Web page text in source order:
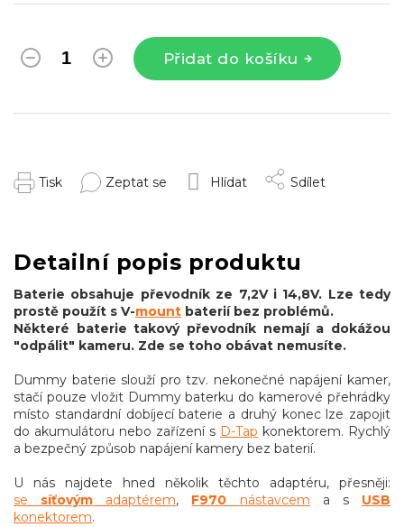
Přidat do košíku
Tisk Zeptat se Hlídat Sdílet
Detailní popis produktu
Baterie obsahuje převodník ze 7,2V i 14,8V. Lze tedy
prostě použít s V-mount baterií bez problémů.
Některé baterie takový převodník nemají a dokážou
"odpálit" kameru. Zde se toho obávat nemusíte.
Dummy baterie slouží pro tzv. nekonečné napájení kamer,
stačí pouze vložit Dummy baterku do kamerové přehrádky
místo standardní dobíjecí baterie a druhý konec lze zapojit
do akumulátoru nebo zařízení s D-Tap konektorem. Rychlý
a bezpečný způsob napájení kamery bez baterií.
U nás najdete hned několik těchto adaptéru, přesněji:
se síťovým adaptérem, F970 nástavcem a s USB
konektorem.